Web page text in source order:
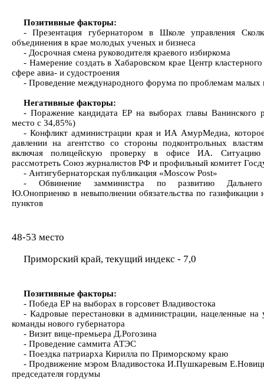
Позитивные факторы:
- Презентация губернатором в Школе управления
объединения в крае молодых ученых и бизнеса
- Досрочная смена руководителя краевого избиркома
- Намерение создать в Хабаровском крае Центр кластерного
сфере авиа- и судостроения
- Проведение международного форума по проблемам малых
Негативные факторы:
- Поражение кандидата ЕР на выборах главы Ванинского
место с 34,85%)
- Конфликт администрации края и ИА АмурМедиа,
давлении на агентство со стороны подконтрольных
включая полицейскую проверку в офисе ИА. Ситуацию
рассмотреть Союз журналистов РФ и профильный комитет
- Антигубернаторская публикация «Moscow Post»
- Обвинение замминистра по развитию
Ю.Оноприенко в невыполнении обязательства по газификации
пунктов
48-53 место
Приморский край, текущий индекс - 7,0
Позитивные факторы:
- Победа ЕР на выборах в горсовет Владивостока
- Кадровые перестановки в администрации, нацеленные на
команды нового губернатора
- Визит вице-премьера Д.Рогозина
- Проведение саммита АТЭС
- Поездка патриарха Кирилла по Приморскому краю
- Продвижение мэром Владивостока И.Пушкаревым
председателя гордумы